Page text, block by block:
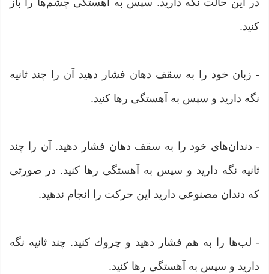
در این حالت نگه دارید. سپس به آهستگی چشم‌ها را باز
كنید.
- زبان خود را به سقف دهان فشار دهید آن را چند ثانیه
نگه دارید و سپس به آهستگی رها كنید.
- دندان‌های خود را به سقف دهان فشار دهید. آن را چند
ثانیه نگه دارید و سپس به آهستگی رها كنید. در صورتی
كه دندان مصنوعی دارید این حركت را انجام ندهید.
- لب‌ها را به هم فشار دهید و چروك كنید. چند ثانیه نگه
دارید و سپس به آهستگی رها كنید.